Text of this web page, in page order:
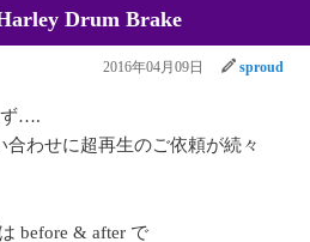
Drum Brake
2016年04月09日 sproud
ず….
合わせに超再生のご依頼が続々
before & after で